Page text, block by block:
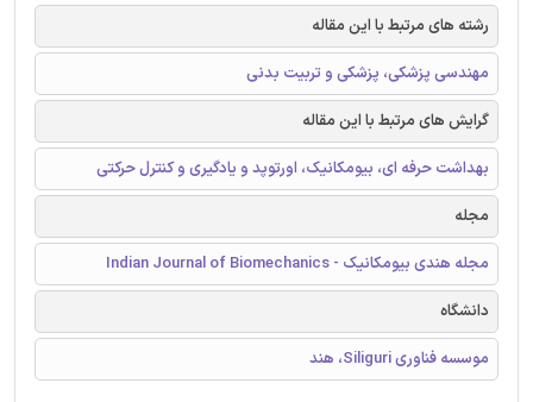
رشته های مرتبط با این مقاله
مهندسی پزشکی، پزشکی و تربیت بدنی
گرایش های مرتبط با این مقاله
بهداشت حرفه ای، بیومکانیک، اورتوپد و یادگیری و کنترل حرکتی
مجله
مجله هندی بیومکانیک - Indian Journal of Biomechanics
دانشگاه
موسسه فناوری Siliguri، هند